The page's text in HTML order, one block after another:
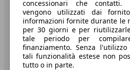
Stampa
Media
Condizioni generali
Informazioni
concessionari che contatti.
vengono utilizzati dai
informazioni fornite durante le
per 30 giorni e per
tale periodo per
finanziamento. Senza
tali funzionalità estese non
tutto o in parte.